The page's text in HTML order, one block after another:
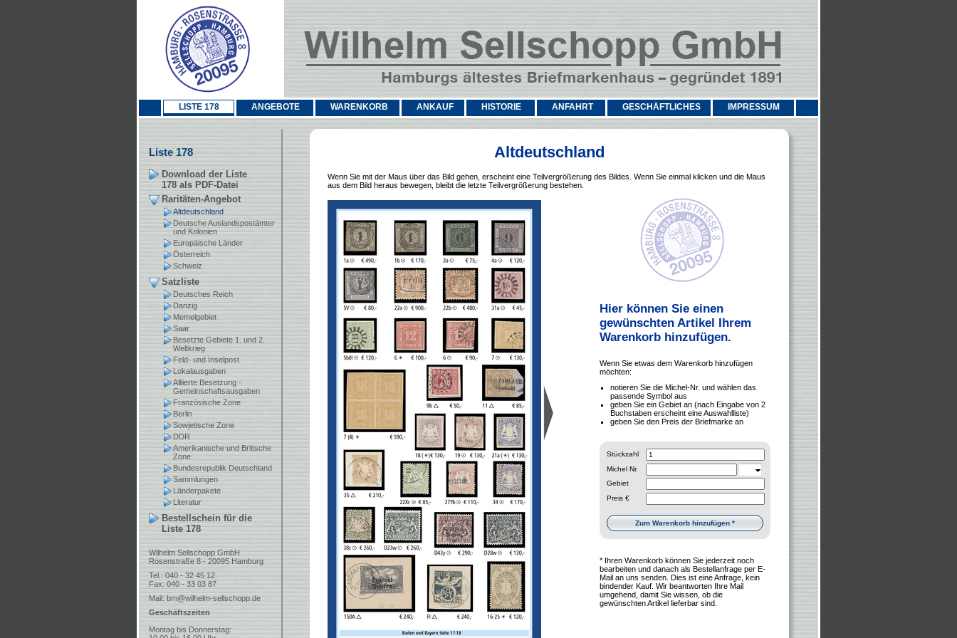
LISTE 178 ANGEBOTE WARENKORB ANKAUF HISTORIE ANFAHRT GESCHÄFTLICHES IMPRESSUM
Liste 178
Download der Liste
178 als PDF-Datei
Raritäten-Angebot
Altdeutschland
Deutsche Auslandspostämter
und Kolonien
Europäische Länder
Österreich
Schweiz
Satzliste
Deutsches Reich
Danzig
Memelgebiet
Saar
Besetzte Gebiete 1. und 2.
Weltkrieg
Feld- und Inselpost
Lokalausgaben
Alliierte Besetzung -
Gemeinschaftsausgaben
Französische Zone
Berlin
Sowjetische Zone
DDR
Amerikanische und Britische
Zone
Bundesrepublik Deutschland
Sammlungen
Länderpakete
Literatur
Bestellschein für die
Liste 178
Wilhelm Sellschopp GmbH
Rosenstraße 8 - 20095 Hamburg
Tel.: 040 - 32 45 12
Fax: 040 - 33 03 87
Mail: bm@wilhelm-sellschopp.de
Geschäftszeiten
Montag bis Donnerstag:
Altdeutschland
Wenn Sie mit der Maus über das Bild gehen, erscheint eine Teilvergrößerung des Bildes. Wenn Sie einmal klicken und die Maus
aus dem Bild heraus bewegen, bleibt die letzte Teilvergrößerung bestehen.
Hier können Sie einen
gewünschten Artikel Ihrem
Warenkorb hinzufügen.
Wenn Sie etwas dem Warenkorb hinzufügen
möchten:
notieren Sie die Michel-Nr. und wählen das
passende Symbol aus
geben Sie ein Gebiet an (nach Eingabe von 2
Buchstaben erscheint eine Auswahlliste)
geben Sie den Preis der Briefmarke an
Stückzahl
Michel Nr.
Gebiet
Preis €
* Ihren Warenkorb können Sie jederzeit noch
bearbeiten und danach als Bestellanfrage per E-
Mail an uns senden. Dies ist eine Anfrage, kein
bindender Kauf. Wir beantworten Ihre Mail
umgehend, damit Sie wissen, ob die
gewünschten Artikel lieferbar sind.